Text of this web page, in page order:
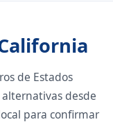
de Estados
alternativas desde
para confirmar